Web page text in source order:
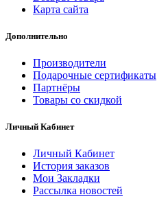
Карта сайта
Дополнительно
Производители
Подарочные сертификаты
Партнёры
Товары со скидкой
Личный Кабинет
Личный Кабинет
История заказов
Мои Закладки
Рассылка новостей